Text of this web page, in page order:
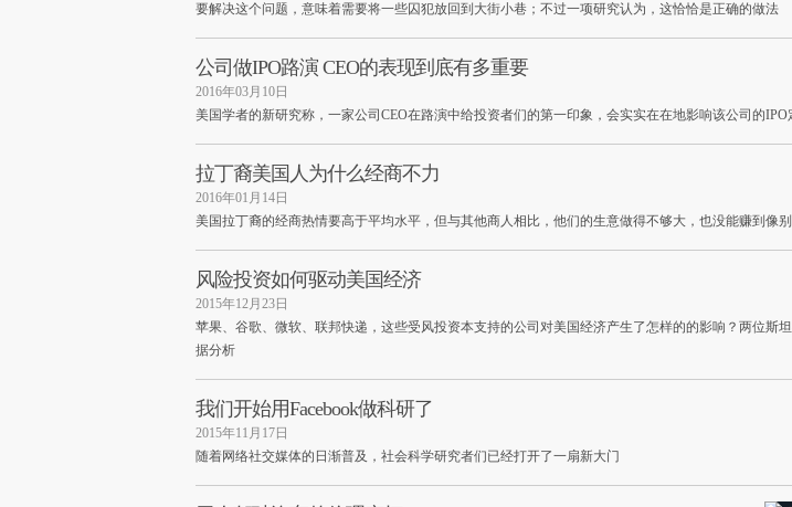
要解决这个问题，意味着需要将一些囚犯放回到大街小巷；不过一项研究认为，这恰恰是正确的做法
公司做IPO路演 CEO的表现到底有多重要
2016年03月10日
美国学者的新研究称，一家公司CEO在路演中给投资者们的第一印象，会实实在在地影响该公司的IPO
拉丁裔美国人为什么经商不力
2016年01月14日
美国拉丁裔的经商热情要高于平均水平，但与其他商人相比，他们的生意做得不够大，也没能赚到像
风险投资如何驱动美国经济
2015年12月23日
苹果、谷歌、微软、联邦快递，这些受风投资本支持的公司对美国经济产生了怎样的的影响？两位斯
据分析
我们开始用Facebook做科研了
2015年11月17日
随着网络社交媒体的日渐普及，社会科学研究者们已经打开了一扇新大门